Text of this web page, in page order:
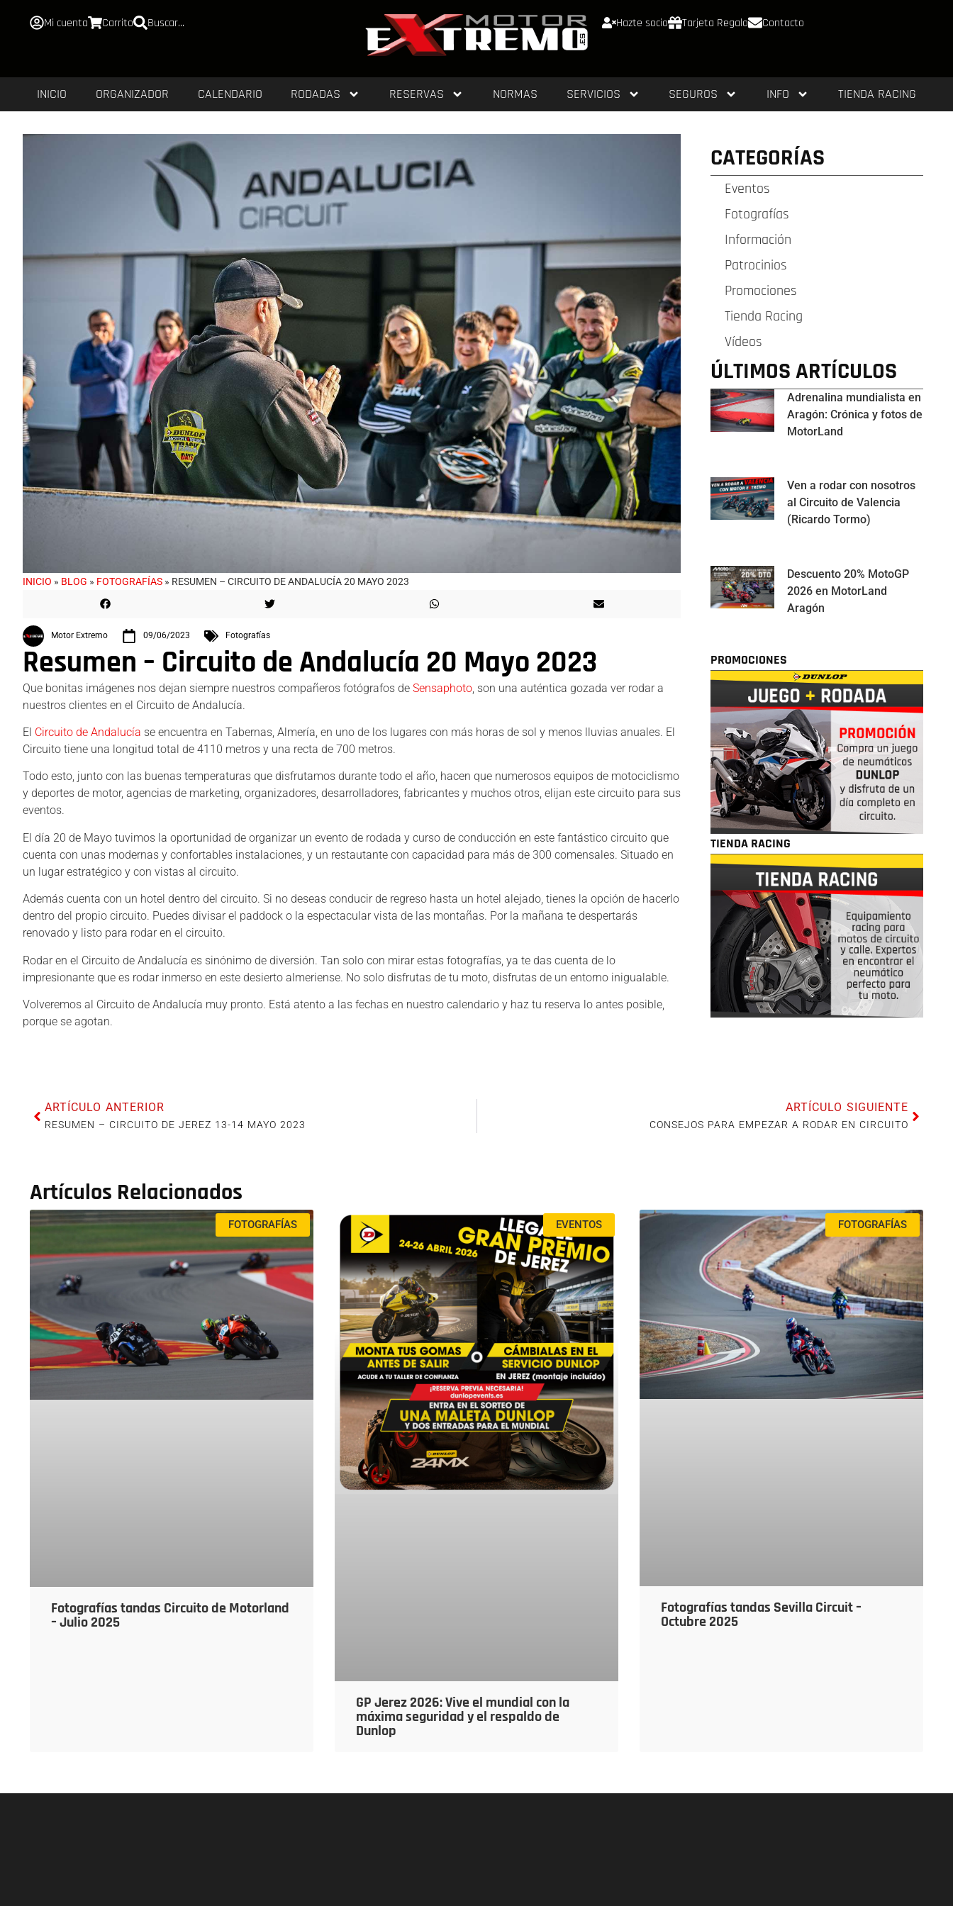
Mi cuenta Carrito Buscar... Hazte socio Tarjeta Regalo Contacto
INICIO ORGANIZADOR CALENDARIO RODADAS RESERVAS NORMAS SERVICIOS SEGUROS INFO TIENDA RACING
INICIO » BLOG » FOTOGRAFÍAS » RESUMEN – CIRCUITO DE ANDALUCÍA 20 MAYO 2023
Motor Extremo 09/06/2023 Fotografías
Resumen – Circuito de Andalucía 20 Mayo 2023
Que bonitas imágenes nos dejan siempre nuestros compañeros fotógrafos de Sensaphoto , son una auténtica gozada ver rodar a
nuestros clientes en el Circuito de Andalucía.
El Circuito de Andalucía se encuentra en Tabernas, Almería, en uno de los lugares con más horas de sol y menos lluvias anuales. El
Circuito tiene una longitud total de 4110 metros y una recta de 700 metros.
Todo esto, junto con las buenas temperaturas que disfrutamos durante todo el año, hacen que numerosos equipos de motociclismo
y deportes de motor, agencias de marketing, organizadores, desarrolladores, fabricantes y muchos otros, elijan este circuito para sus
eventos.
El día 20 de Mayo tuvimos la oportunidad de organizar un evento de rodada y curso de conducción en este fantástico circuito que
cuenta con unas modernas y confortables instalaciones, y un restautante con capacidad para más de 300 comensales. Situado en
un lugar estratégico y con vistas al circuito.
Además cuenta con un hotel dentro del circuito. Si no deseas conducir de regreso hasta un hotel alejado, tienes la opción de hacerlo
dentro del propio circuito. Puedes divisar el paddock o la espectacular vista de las montañas. Por la mañana te despertarás
renovado y listo para rodar en el circuito.
Rodar en el Circuito de Andalucía es sinónimo de diversión. Tan solo con mirar estas fotografías, ya te das cuenta de lo
impresionante que es rodar inmerso en este desierto almeriense. No solo disfrutas de tu moto, disfrutas de un entorno inigualable.
Volveremos al Circuito de Andalucía muy pronto. Está atento a las fechas en nuestro calendario y haz tu reserva lo antes posible,
porque se agotan.
CATEGORÍAS
Eventos
Fotografías
Información
Patrocinios
Promociones
Tienda Racing
Vídeos
ÚLTIMOS ARTÍCULOS
Adrenalina mundialista en
Aragón: Crónica y fotos de
MotorLand
Ven a rodar con nosotros
al Circuito de Valencia
(Ricardo Tormo)
Descuento 20% MotoGP
2026 en MotorLand
Aragón
PROMOCIONES
TIENDA RACING
ARTÍCULO ANTERIOR
RESUMEN – CIRCUITO DE JEREZ 13-14 MAYO 2023
ARTÍCULO SIGUIENTE
CONSEJOS PARA EMPEZAR A RODAR EN CIRCUITO
Artículos Relacionados
FOTOGRAFÍAS
Fotografías tandas Circuito de Motorland
– Julio 2025
EVENTOS
GP Jerez 2026: Vive el mundial con la
máxima seguridad y el respaldo de
Dunlop
FOTOGRAFÍAS
Fotografías tandas Sevilla Circuit –
Octubre 2025